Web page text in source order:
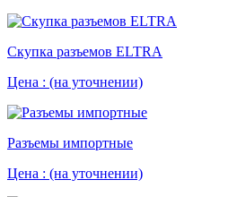
Скупка разъемов ELTRA
Цена : (на уточнении)
Разъемы импортные
Цена : (на уточнении)